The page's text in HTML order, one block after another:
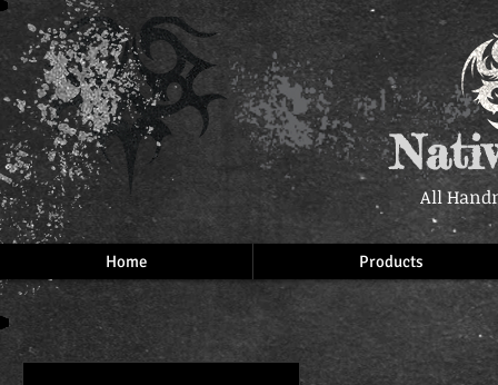
All
Home Products